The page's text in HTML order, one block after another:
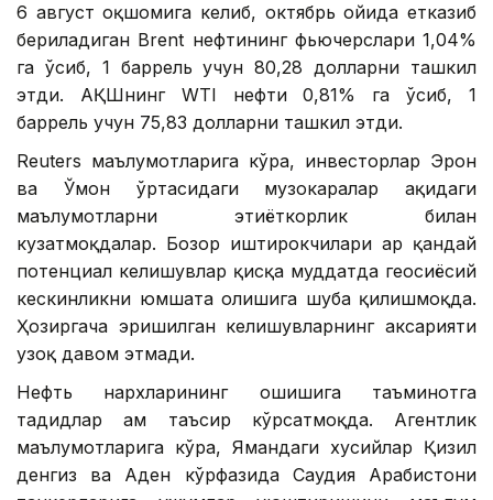
6 август оқшомига келиб, октябрь ойида етказиб
бериладиган Brent нефтининг фьючерслари 1,04%
га ўсиб, 1 баррель учун 80,28 долларни ташкил
этди. АҚШнинг WTI нефти 0,81% га ўсиб, 1
баррель учун 75,83 долларни ташкил этди.
Reuters маълумотларига кўра, инвесторлар Эрон
ва Ўмон ўртасидаги музокаралар ҳақидаги
маълумотларни эҳтиёткорлик билан
кузатмоқдалар. Бозор иштирокчилари ҳар қандай
потенциал келишувлар қисқа муддатда геосиёсий
кескинликни юмшата олишига шубҳа қилишмоқда.
Ҳозиргача эришилган келишувларнинг аксарияти
узоқ давом этмади.
Нефть нархларининг ошишига таъминотга
таҳдидлар ҳам таъсир кўрсатмоқда. Агентлик
маълумотларига кўра, Ямандаги хусийлар Қизил
денгиз ва Аден кўрфазида Саудия Арабистони